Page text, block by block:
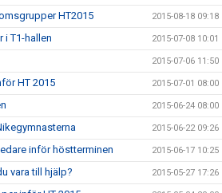
HT2015 2015-08-18 09:18
i T1-hallen 2015-07-08 10:01
2015-07-06 11:50
HT 2015 2015-07-01 08:00
2015-06-24 08:00
2015-06-22 09:26
inför höstterminen 2015-06-17 10:25
vara till hjälp? 2015-05-27 17:26